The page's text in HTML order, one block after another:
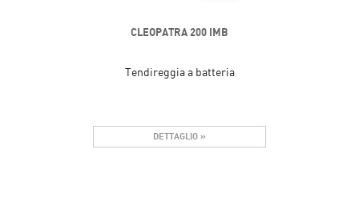
CLEOPATRA 200 IMB
Tendireggia a batteria
DETTAGLIO »